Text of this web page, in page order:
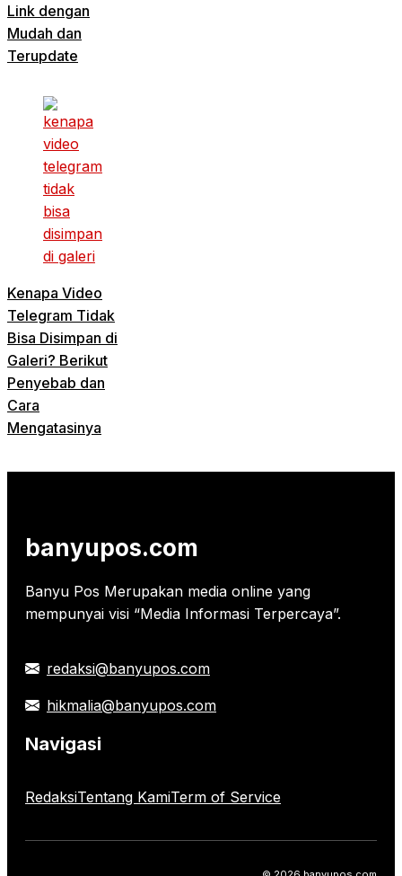
Link dengan
Mudah dan
Terupdate
Kenapa Video
Telegram Tidak
Bisa Disimpan di
Galeri? Berikut
Penyebab dan
Cara
Mengatasinya
banyupos.com
Banyu Pos Merupakan media online yang
mempunyai visi “Media Informasi Terpercaya”.
redaksi@banyupos.com
hikmalia@banyupos.com
Navigasi
RedaksiTentang KamiTerm of Service